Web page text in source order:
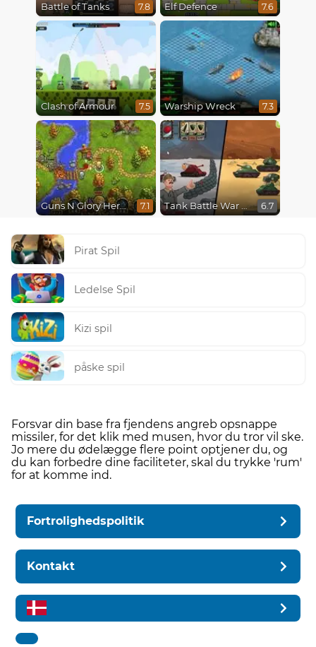
Battle of Tanks 7.8 Elf Defence 7.6
Clash of Armour 7.5 Warship Wreck 7.3
Guns N Glory Heroes 7.1 Tank Battle War Commander 6.7
Pirat Spil
Ledelse Spil
Kizi spil
påske spil
Forsvar din base fra fjendens angreb opsnappe
missiler, for det klik med musen, hvor du tror vil ske.
Jo mere du ødelægge flere point optjener du, og
du kan forbedre dine faciliteter, skal du trykke 'rum'
for at komme ind.
Fortrolighedspolitik
Kontakt